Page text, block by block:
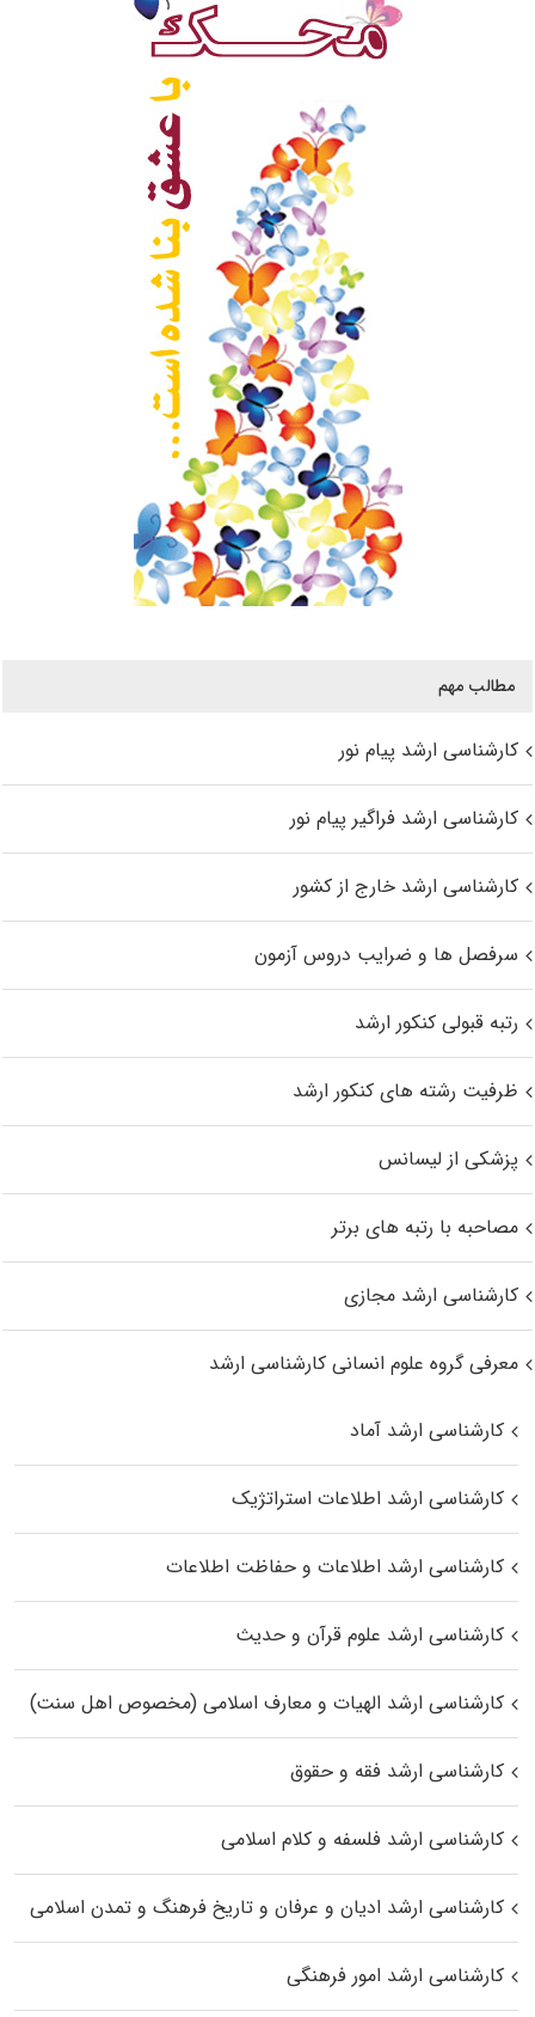
مطالب مهم
کارشناسی ارشد پیام نور
کارشناسی ارشد فراگیر پیام نور
کارشناسی ارشد خارج از کشور
سرفصل ها و ضرایب دروس آزمون
رتبه قبولی کنکور ارشد
ظرفیت رشته های کنکور ارشد
پزشکی از لیسانس
مصاحبه با رتبه های برتر
کارشناسی ارشد مجازی
معرفی گروه علوم انسانی کارشناسی ارشد
کارشناسی ارشد آماد
کارشناسی ارشد اطلاعات استراتژیک
کارشناسی ارشد اطلاعات و حفاظت اطلاعات
کارشناسی ارشد علوم قرآن و حدیث
کارشناسی ارشد الهیات و معارف اسلامی (مخصوص اهل سنت)
کارشناسی ارشد فقه و حقوق
کارشناسی ارشد فلسفه و کلام اسلامی
کارشناسی ارشد ادیان و عرفان و تاریخ فرهنگ و تمدن اسلامی
کارشناسی ارشد امور فرهنگی